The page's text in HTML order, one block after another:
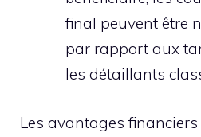
final peuvent être
par rapport aux
les détaillants
Les avantages